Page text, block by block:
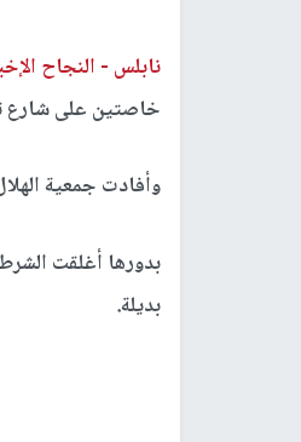
نابلس - النجاح
خاصتين على
وأفادت جمعية الهلال الأحمر الفلسطيني
بديلة.